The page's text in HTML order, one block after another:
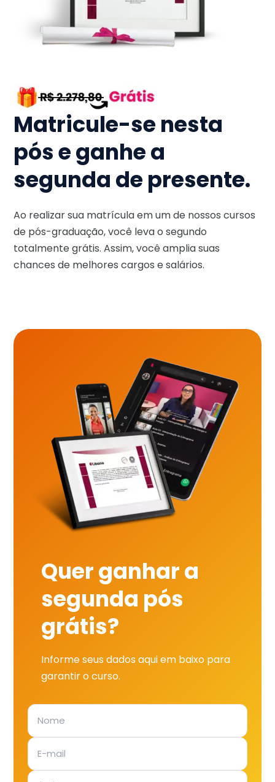
Matricule-se nesta
pós e ganhe a
segunda de presente.
Ao realizar sua matrícula em um de nossos cursos
de pós-graduação, você leva o segundo
totalmente grátis. Assim, você amplia suas
chances de melhores cargos e salários.
Quer ganhar a
segunda pós
grátis?
Informe seus dados aqui em baixo para
garantir o curso.